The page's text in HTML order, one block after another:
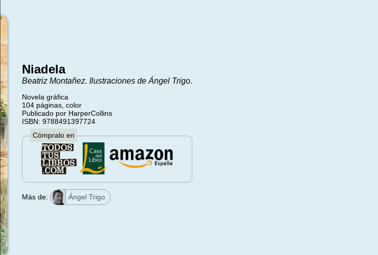
Niadela
Beatriz Montañez. Ilustraciones de Ángel Trigo.
Novela gráfica
104 páginas, color
Publicado por HarperCollins
ISBN: 9788491397724
Cómpralo en
Más de: Ángel Trigo